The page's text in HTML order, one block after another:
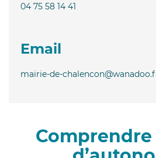
04 75 58 14 41
Email
mairie-de-